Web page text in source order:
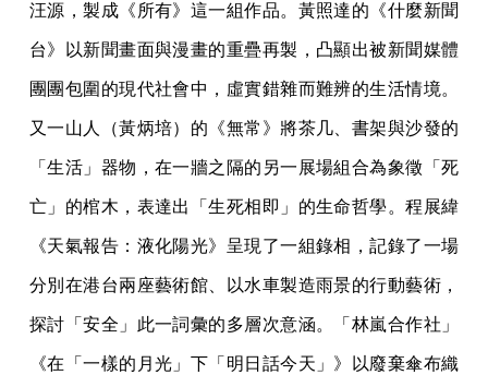
汪源，製成《所有》這一組作品。黃照達的《什麼新聞
台》以新聞畫面與漫畫的重疊再製，凸顯出被新聞媒體
團團包圍的現代社會中，虛實錯雜而難辨的生活情境。
又一山人（黃炳培）的《無常》將茶几、書架與沙發的
「生活」器物，在一牆之隔的另一展場組合為象徵「死
亡」的棺木，表達出「生死相即」的生命哲學。程展緯
《天氣報告：液化陽光》呈現了一組錄相，記錄了一場
分別在港台兩座藝術館、以水車製造雨景的行動藝術，
探討「安全」此一詞彙的多層次意涵。「林嵐合作社」
《在「一樣的月光」下「明日話今天」》以廢棄傘布織